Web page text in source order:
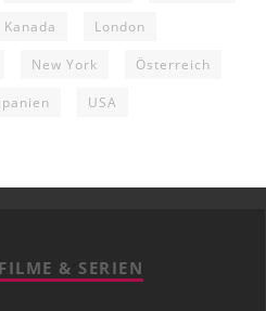
Kanada London
New York Österreich
USA
& SERIEN